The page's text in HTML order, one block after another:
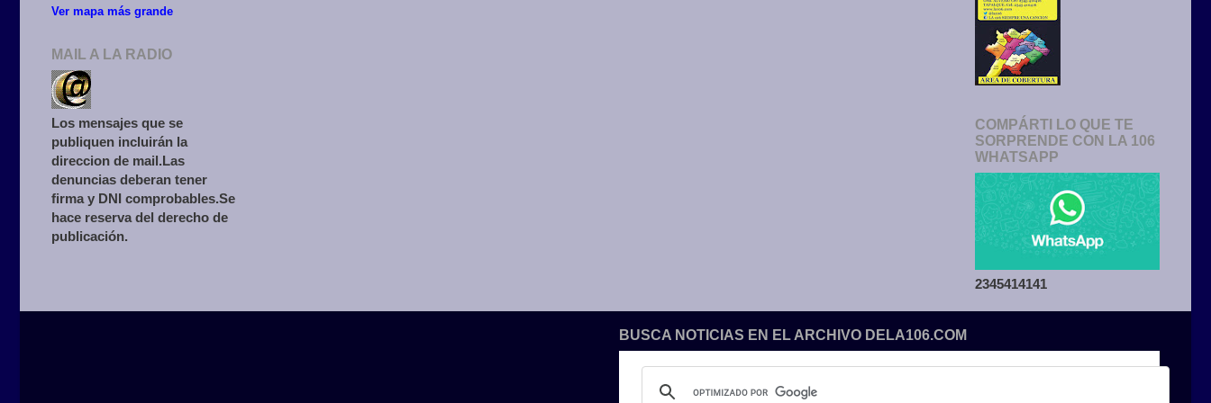
Ver mapa más grande
MAIL A LA RADIO
Los mensajes que se
publiquen incluirán la
direccion de mail.Las
denuncias deberan tener
firma y DNI comprobables.Se
hace reserva del derecho de
publicación.
COMPÁRTI LO QUE TE
SORPRENDE CON LA 106
WHATSAPP
2345414141
BUSCA NOTICIAS EN EL ARCHIVO DELA106.COM